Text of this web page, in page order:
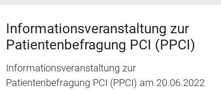
Informationsveranstaltung zur
Patientenbefragung PCI (PPCI)
Informationsveranstaltung zur
Patientenbefragung PCI (PPCI) am 20.06.2022